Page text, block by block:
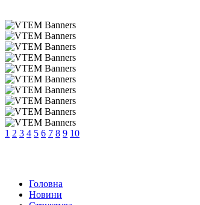
1 2 3 4 5 6 7 8 9 10
Головна
Новини